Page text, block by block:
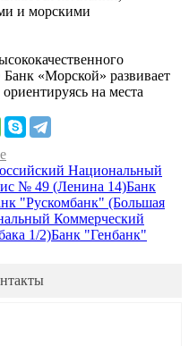
и морскими
«Морской» развивает
на места
Национальный
№ 49 (Ленина 14)Банк
"Рускомбанк" (Большая
Коммерческий
1/2)Банк "Генбанк"